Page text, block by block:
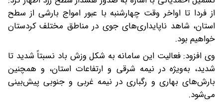
از فردا تا اواخر وقت چهارشنبه با عبور امواج بارشی از سطح
استان، شاهد ناپایداری‌های جوی در مناطق مختلف کردستان
خواهیم بود.
وی افزود: فعالیت این سامانه به شکل وزش باد نسبتاً شدید تا
شدید، به‌ویژه در نیمه شرقی و ارتفاعات استان، و همچنین
بارش‌های بهاری و رگباری در نیمه غربی و جنوبی پیش‌بینی
می‌شود.